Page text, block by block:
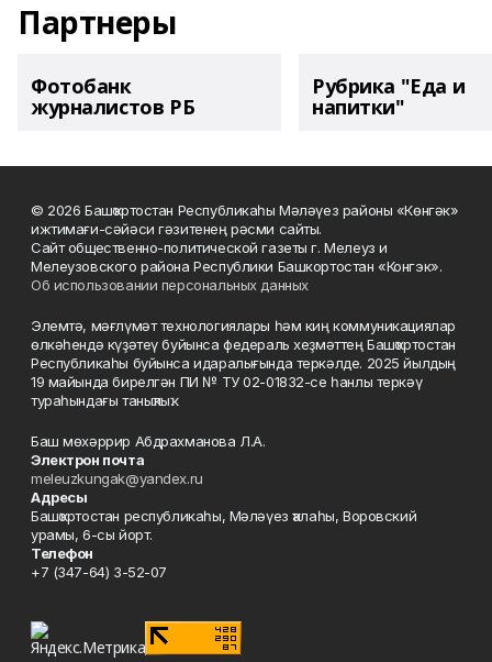
Партнеры
Фотобанк
журналистов РБ
Рубрика "Еда и
напитки"
© 2026 Башҡортостан Республикаһы Мәләүез районы «Көнгәк»
ижтимағи-сәйәси гәзитенең рәсми сайты.
Сайт общественно-политической газеты г. Мелеуз и
Мелеузовского района Республики Башкортостан «Конгэк».
Об использовании персональных данных
Элемтә, мәғлүмәт технологиялары һәм киң коммуникациялар
өлкәһендә күҙәтеү буйынса федераль хеҙмәттең Башҡортостан
Республикаһы буйынса идаралығында теркәлде. 2025 йылдың
19 майында бирелгән ПИ № ТУ 02-01832-се һанлы теркәү
тураһындағы таныҡлыҡ.
Баш мөхәррир Абдрахманова Л.А.
Электрон почта
meleuzkungak@yandex.ru
Адресы
Башҡортостан республикаһы, Мәләүез ҡалаһы, Воровский
урамы, 6-сы йорт.
Телефон
+7 (347-64) 3-52-07